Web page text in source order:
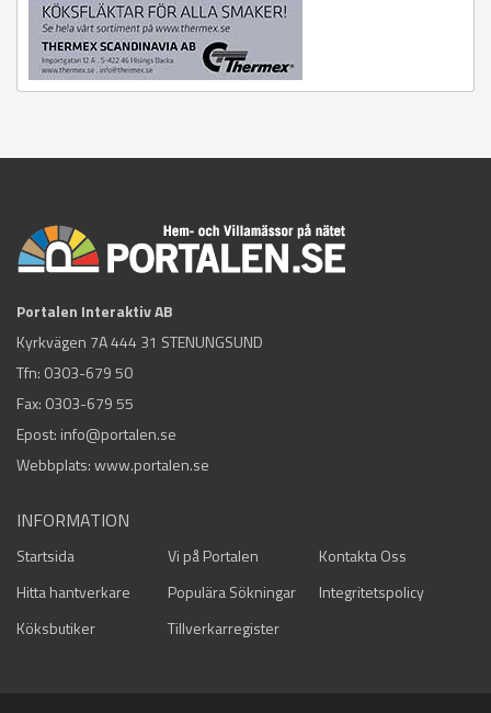
Portalen Interaktiv AB
Kyrkvägen 7A 444 31 STENUNGSUND
Tfn: 0303-679 50
Fax: 0303-679 55
Epost: info@portalen.se
Webbplats: www.portalen.se
INFORMATION
Startsida Vi på Portalen
Kontakta Oss
Hitta hantverkare
Populära Sökningar
Integritetspolicy
Köksbutiker
Tillverkarregister